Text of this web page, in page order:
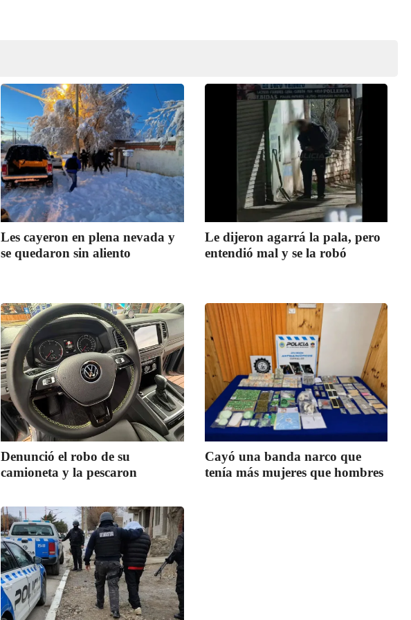
Les cayeron en plena nevada y
se quedaron sin aliento
Le dijeron agarrá la pala, pero
entendió mal y se la robó
Denunció el robo de su
camioneta y la pescaron
Cayó una banda narco que
tenía más mujeres que hombres